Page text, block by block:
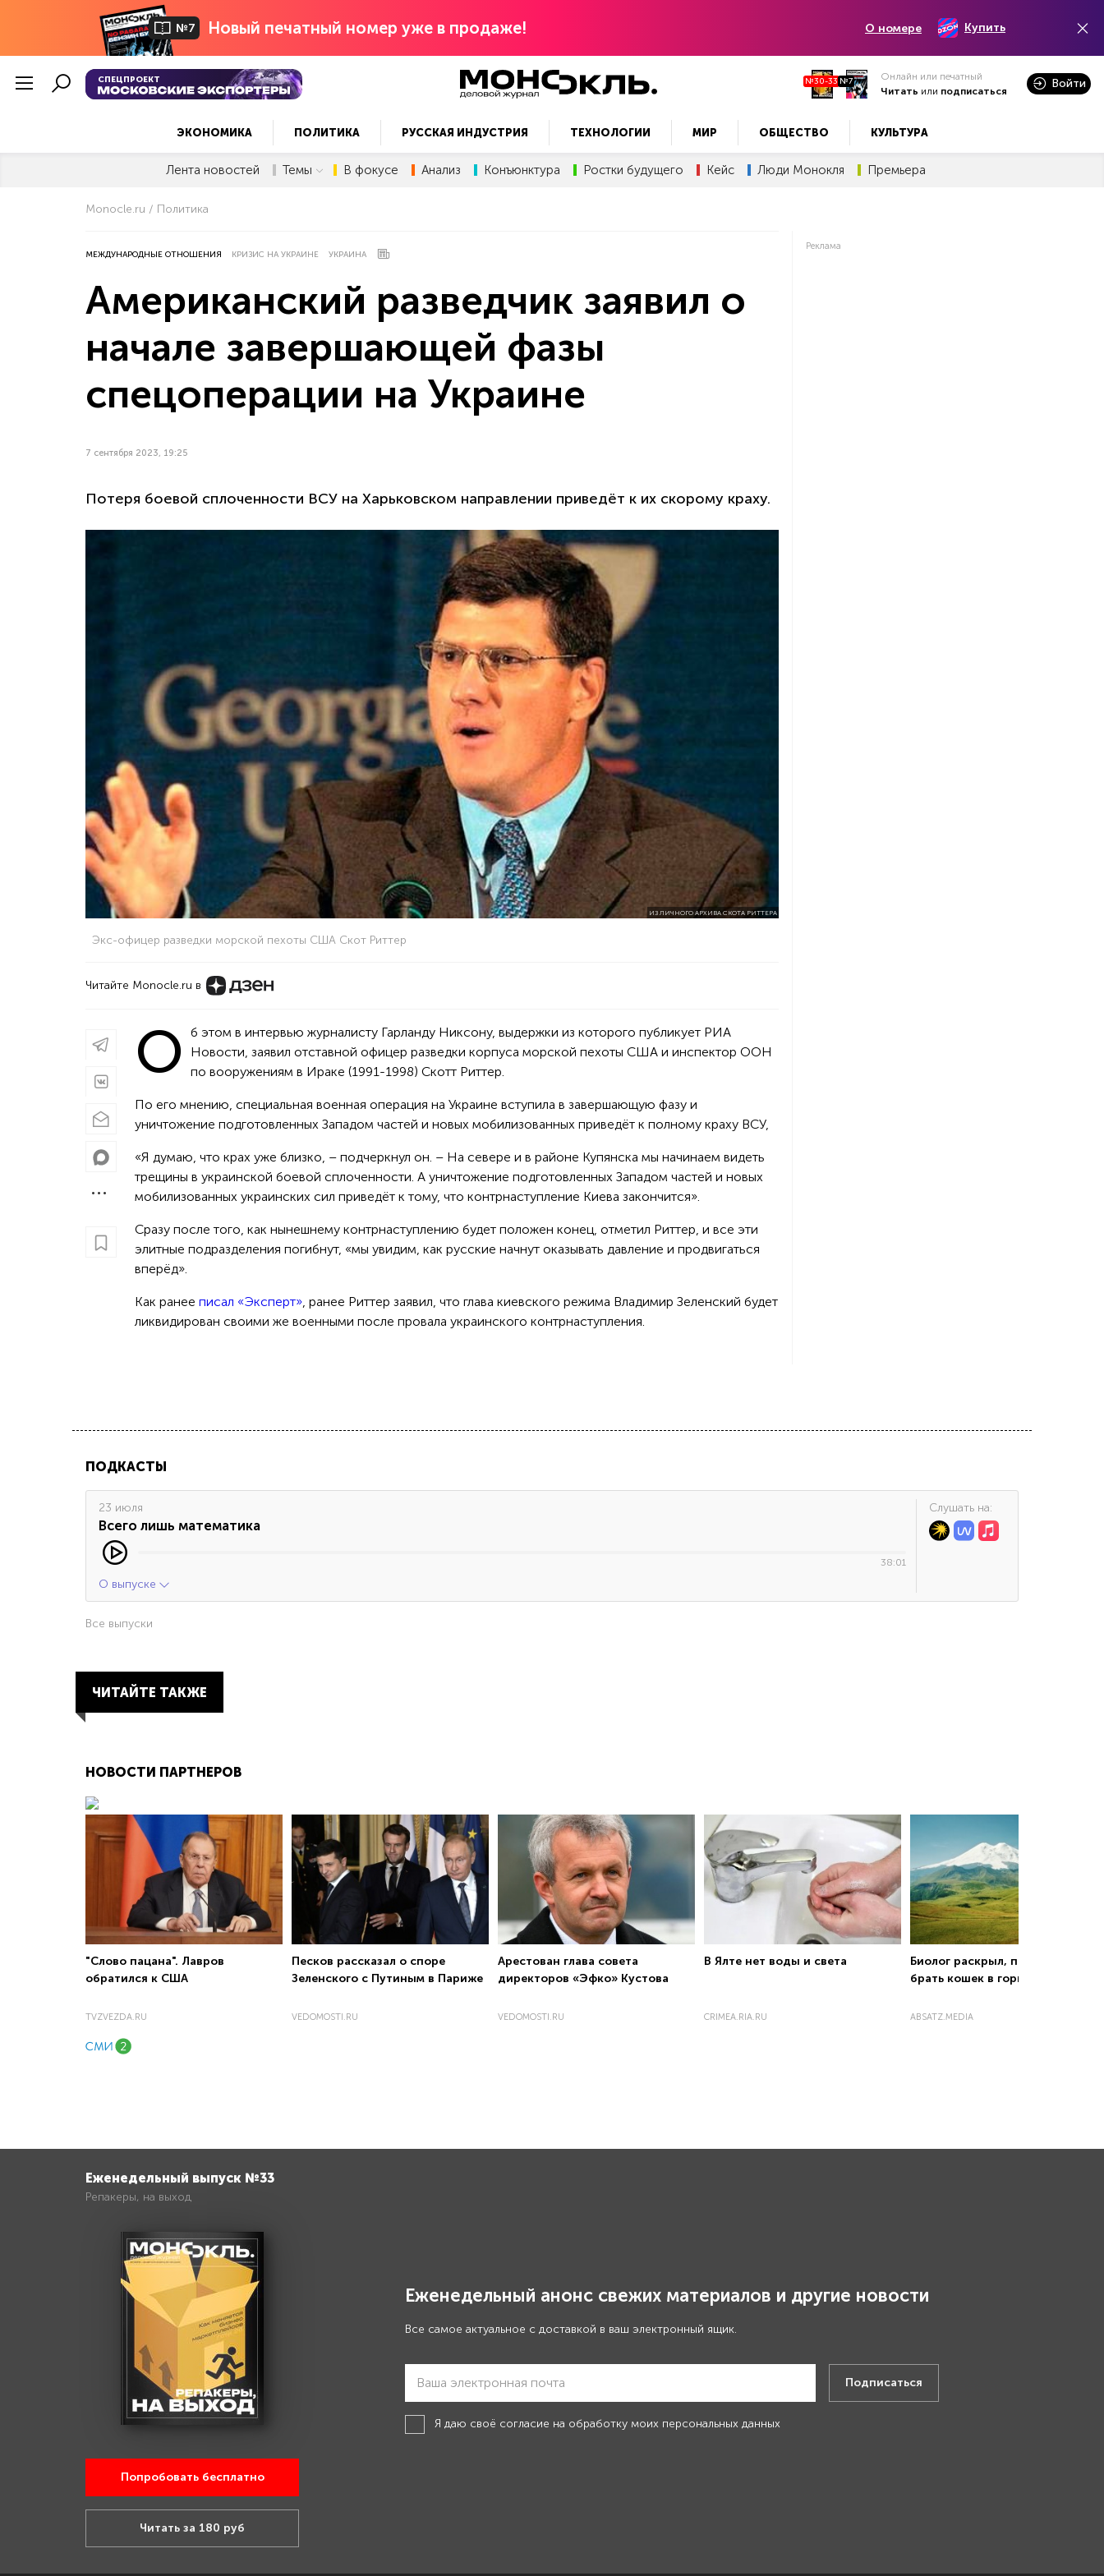
№7 Новый печатный номер уже в продаже! О номере Купить
СПЕЦПРОЕКТ №30-33 №7
Онлайн или печатный
Читать или подписаться
Войти
ЭКОНОМИКА ПОЛИТИКА РУССКАЯ ИНДУСТРИЯ ТЕХНОЛОГИИ МИР ОБЩЕСТВО КУЛЬТУРА
Лента новостей Темы В фокусе Анализ Конъюнктура Ростки будущего Кейс Люди Монокля Премьера
Monocle.ru Политика
МЕЖДУНАРОДНЫЕ ОТНОШЕНИЯ КРИЗИС НА УКРАИНЕ УКРАИНА
Американский разведчик заявил о
начале завершающей фазы
спецоперации на Украине
7 сентября 2023, 19:25
Потеря боевой сплоченности ВСУ на Харьковском направлении приведёт к их скорому краху.
ИЗ ЛИЧНОГО АРХИВА СКОТА РИТТЕРА
Экс-офицер разведки морской пехоты США Скот Риттер
Читайте Monocle.ru в
О
б этом в интервью журналисту Гарланду Никсону, выдержки из которого публикует РИА
Новости, заявил отставной офицер разведки корпуса морской пехоты США и инспектор ООН
по вооружениям в Ираке (1991-1998) Скотт Риттер.
По его мнению, специальная военная операция на Украине вступила в завершающую фазу и
уничтожение подготовленных Западом частей и новых мобилизованных приведёт к полному краху ВСУ,
«Я думаю, что крах уже близко, – подчеркнул он. – На севере и в районе Купянска мы начинаем видеть
трещины в украинской боевой сплоченности. А уничтожение подготовленных Западом частей и новых
мобилизованных украинских сил приведёт к тому, что контрнаступление Киева закончится».
Сразу после того, как нынешнему контрнаступлению будет положен конец, отметил Риттер, и все эти
элитные подразделения погибнут, «мы увидим, как русские начнут оказывать давление и продвигаться
вперёд».
Как ранее писал «Эксперт» , ранее Риттер заявил, что глава киевского режима Владимир Зеленский будет
ликвидирован своими же военными после провала украинского контрнаступления.
Реклама
ПОДКАСТЫ
23 июля
Всего лишь математика
38:01
О выпуске
Cлушать на:
Все выпуски
ЧИТАЙТЕ ТАКЖЕ
НОВОСТИ ПАРТНЕРОВ
"Слово пацана". Лавров
обратился к США
TVZVEZDA.RU
Песков рассказал о споре
Зеленского с Путиным в Париже
VEDOMOSTI.RU
Арестован глава совета
директоров «Эфко» Кустова
VEDOMOSTI.RU
В Ялте нет воды и света
CRIMEA.RIA.RU
Биолог раскрыл, почему нельзя
брать кошек в горы
ABSATZ.MEDIA
Еженедельный выпуск №33
Репакеры, на выход
Попробовать бесплатно
Читать за 180 руб
Еженедельный анонс свежих материалов и другие новости
Все самое актуальное с доставкой в ваш электронный ящик.
Подписаться
Я даю своё согласие на обработку моих персональных данных